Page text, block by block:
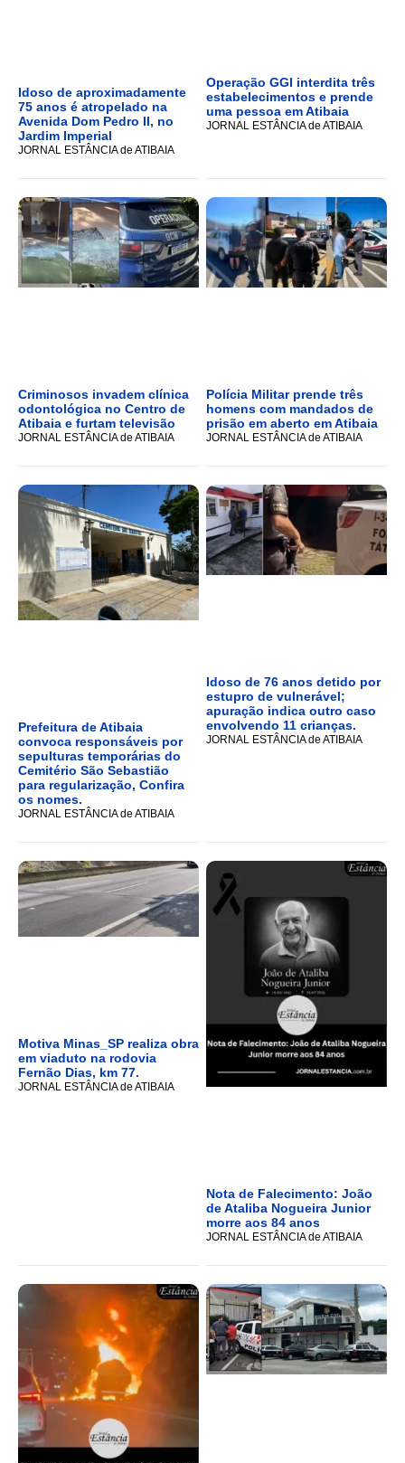
Idoso de aproximadamente
75 anos é atropelado na
Avenida Dom Pedro II, no
Jardim Imperial
JORNAL ESTÂNCIA de ATIBAIA
Operação GGI interdita três
estabelecimentos e prende
uma pessoa em Atibaia
JORNAL ESTÂNCIA de ATIBAIA
Criminosos invadem clínica
odontológica no Centro de
Atibaia e furtam televisão
JORNAL ESTÂNCIA de ATIBAIA
Polícia Militar prende três
homens com mandados de
prisão em aberto em Atibaia
JORNAL ESTÂNCIA de ATIBAIA
Prefeitura de Atibaia
convoca responsáveis por
sepulturas temporárias do
Cemitério São Sebastião
para regularização, Confira
os nomes.
JORNAL ESTÂNCIA de ATIBAIA
Idoso de 76 anos detido por
estupro de vulnerável;
apuração indica outro caso
envolvendo 11 crianças.
JORNAL ESTÂNCIA de ATIBAIA
Motiva Minas_SP realiza obra
em viaduto na rodovia
Fernão Dias, km 77.
JORNAL ESTÂNCIA de ATIBAIA
Nota de Falecimento: João
de Ataliba Nogueira Junior
morre aos 84 anos
JORNAL ESTÂNCIA de ATIBAIA